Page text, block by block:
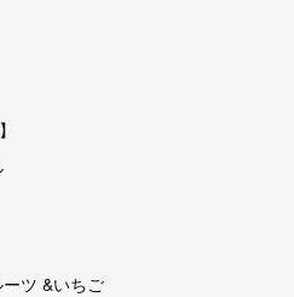
ツ &いちご